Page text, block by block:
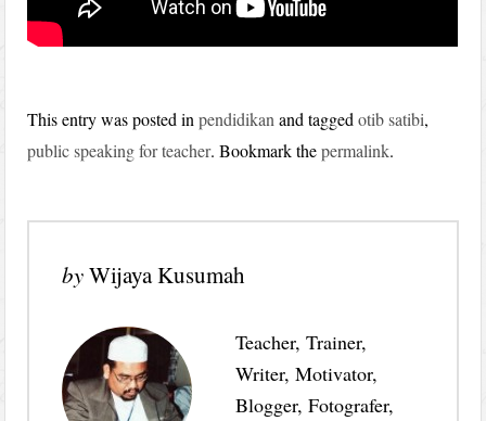
This entry was posted inpendidikan and taggedotib satibi,
public speaking for teacher. Bookmark thepermalink.
byWijaya Kusumah
Teacher, Trainer,
Writer, Motivator,
Blogger, Fotografer,